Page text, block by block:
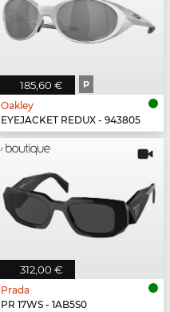
185,60 € P
Oakley
EYEJACKET REDUX - 943805
312,00 €
Prada
PR 17WS - 1AB5S0